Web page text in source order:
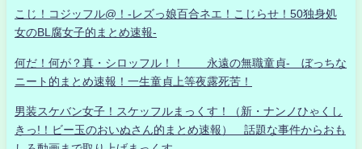
こじ！コジッフル@！-レズっ娘百合ネエ！こじらせ！50独身処
女のBL腐女子的まとめ速報-
何だ！何が？真・シロッフル！！ 永遠の無職童貞- ぼっちな
ニート的まとめ速報！一生童貞上等夜露死苦！
男装スケバン女子！スケッフルまっくす！（新・ナンノひゃくし
きっ!！ビー玉のおいぬさん的まとめ速報） 話題な事件からおも